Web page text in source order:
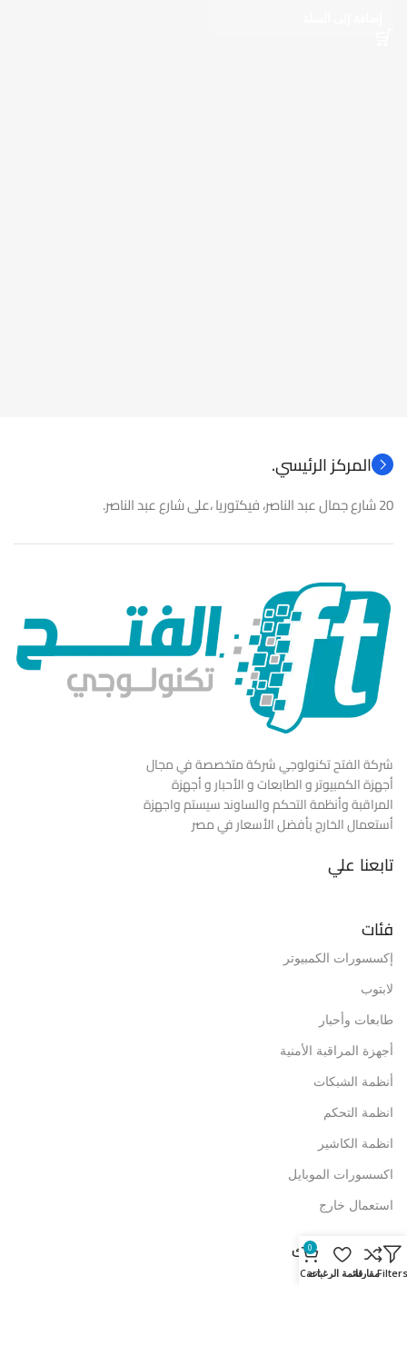
المركز الرئيسي.
20 شارع جمال عبد الناصر، فيكتوريا ،على شارع عبد الناصر.
شركة الفتح تكنولوجي شركة متخصصة في مجال
أجهزة الكمبيوتر و الطابعات و الأحبار و أجهزة
المراقبة وأنظمة التحكم والساوند سيستم واجهزة
أستعمال الخارج بأفضل الأسعار في مصر
تابعنا علي
فئات
إكسسورات الكمبيوتر
لابتوب
طابعات وأحبار
أجهزة المراقبة الأمنية
أنظمة الشبكات
انظمة التحكم
انظمة الكاشير
اكسسورات الموبايل
استعمال خارج
روابط قد تهمك
الأحكام والشروط
مقارنةقائمة الرغبات
0
Cart